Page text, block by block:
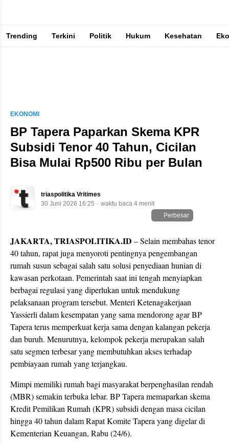
Berita Terkini & Terpercaya
Trending Terkini Politik Hukum Kesehatan
EKONOMI
BP Tapera Paparkan Skema KPR
Subsidi Tenor 40 Tahun, Cicilan
Bisa Mulai Rp500 Ribu per Bulan
triaspolitika Vritimes
30 Juni 2026 16:25
waktu baca 4 menit
Perbesar
JAKARTA, TRIASPOLITIKA.ID – Selain membahas tenor
40 tahun, rapat juga menyoroti pentingnya pengembangan
rumah susun sebagai salah satu solusi penyediaan hunian di
kawasan perkotaan. Pemerintah saat ini tengah menyiapkan
berbagai regulasi yang diperlukan untuk mendukung
pelaksanaan program tersebut. Menteri Ketenagakerjaan
Yassierli dalam kesempatan yang sama mendorong agar BP
Tapera terus memperkuat kerja sama dengan kalangan pekerja
dan buruh. Menurutnya, kelompok pekerja merupakan salah
satu segmen terbesar yang membutuhkan akses terhadap
pembiayaan rumah yang terjangkau.
Mimpi memiliki rumah bagi masyarakat berpenghasilan rendah
(MBR) semakin terbuka lebar. BP Tapera memaparkan skema
Kredit Pemilikan Rumah (KPR) subsidi dengan masa cicilan
hingga 40 tahun dalam Rapat Komite Tapera yang digelar di
Kementerian Keuangan, Rabu (24/6).